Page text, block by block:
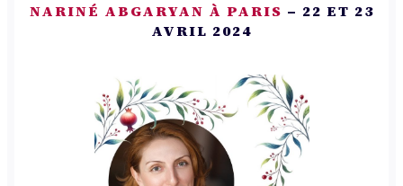
NARINÉ ABGARYAN À PARIS – 22 ET 23
AVRIL 2024